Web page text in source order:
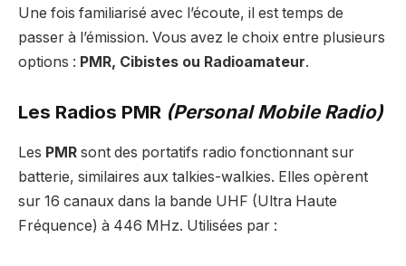
Une fois familiarisé avec l’écoute, il est temps de
passer à l’émission. Vous avez le choix entre plusieurs
options : PMR, Cibistes ou Radioamateur.
Les Radios PMR (Personal Mobile Radio)
Les PMR sont des portatifs radio fonctionnant sur
batterie, similaires aux talkies-walkies. Elles opèrent
sur 16 canaux dans la bande UHF (Ultra Haute
Fréquence) à 446 MHz. Utilisées par :